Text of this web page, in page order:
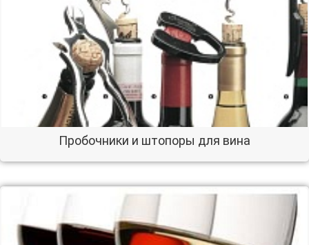
Пробочники и штопоры для вина